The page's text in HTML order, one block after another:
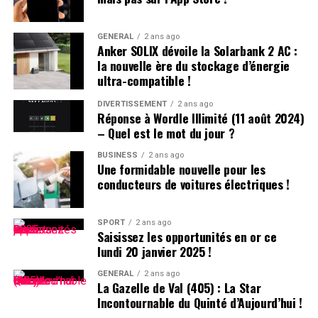
Législateurs
Lors d’une récente séance au Conseil législatif, plusieurs
questions ont été posées concernant les initiatives du
gouvernement :
inspiration des Politiques Étrangères :
le gouvernement s’engage à s’inspirer des politiques
mises en œuvre dans d’autres régions tout en tenant
compte des spécificités locales. Des exemples incluent
l’innovation dans le secteur sportif et la création d’un
système moderne qui favorise la consommation liée au
sport.
Établissement d’Indicateurs de Performance :
La nécessité d’établir des indicateurs clairs pour
mesurer le développement du sport comme industrie
GÉNÉRAL 2 ans ago
Anker SOLIX dévoile la Solarbank 2 AC :
la nouvelle ère du stockage d’énergie
ultra-compatible !
DIVERTISSEMENT 2 ans ago
Réponse à Wordle Illimité (11 août 2024)
– Quel est le mot du jour ?
BUSINESS 2 ans ago
Une formidable nouvelle pour les
conducteurs de voitures électriques !
SPORT 2 ans ago
Saisissez les opportunités en or ce
lundi 20 janvier 2025 !
GÉNÉRAL 2 ans ago
La Gazelle de Val (405) : La Star
Incontournable du Quinté d’Aujourd’hui !